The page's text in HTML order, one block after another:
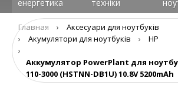
енергетика
техніки
Главная ›
Аксесуари для ноутбуків
›
Aкумулятори для ноутбуків ›
HP
›
Аккумулятор PowerPlant для
110-3000 (HSTNN-DB1U) 10.8V 5200mAh